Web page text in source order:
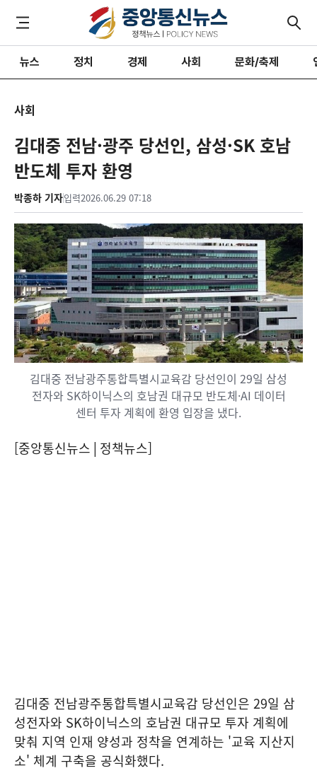
뉴스 정치 경제 사회 문화/축제
사회
김대중 전남·광주 당선인, 삼성·SK 호남
반도체 투자 환영
박종하 기자입력2026.06.29 07:18
김대중 전남광주통합특별시교육감 당선인이 29일 삼성
전자와 SK하이닉스의 호남권 대규모 반도체·AI 데이터
센터 투자 계획에 환영 입장을 냈다.
[중앙통신뉴스│정책뉴스]
김대중 전남광주통합특별시교육감 당선인은 29일 삼
성전자와 SK하이닉스의 호남권 대규모 투자 계획에
맞춰 지역 인재 양성과 정착을 연계하는 '교육 지산지
소' 체계 구축을 공식화했다.